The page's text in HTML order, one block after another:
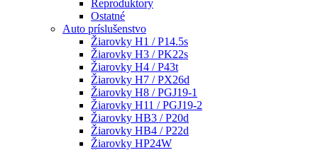
Reproduktory
Ostatné
Auto príslušenstvo
Žiarovky H1 / P14.5s
Žiarovky H3 / PK22s
Žiarovky H4 / P43t
Žiarovky H7 / PX26d
Žiarovky H8 / PGJ19-1
Žiarovky H11 / PGJ19-2
Žiarovky HB3 / P20d
Žiarovky HB4 / P22d
Žiarovky HP24W